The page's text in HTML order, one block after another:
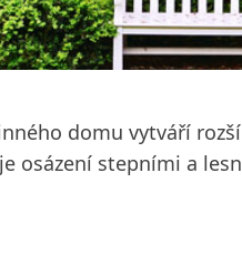
domu vytváří
osázení stepními a